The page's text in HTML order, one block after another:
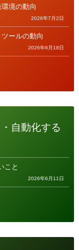
境の動向
2026年7月2日
ールの動向
2026年6月18日
自動化する
こと
2026年6月11日